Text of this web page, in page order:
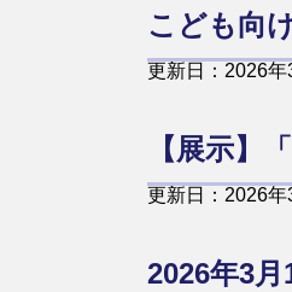
こども向
更新日：2026年
【展示】
更新日：2026年
2026年3